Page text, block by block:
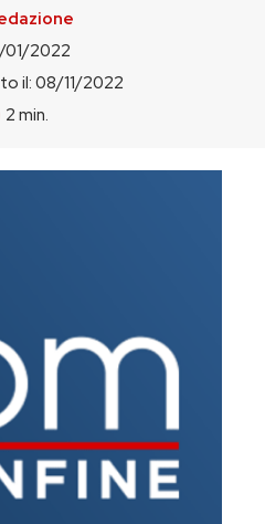
01/2022
il:08/11/2022
2 min.